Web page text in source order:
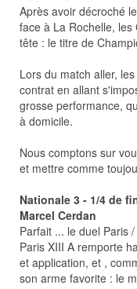
Après avoir décroché
face à La Rochelle,
tête : le titre de
Lors du match aller,
contrat en allant
grosse performance,
à domicile.
Nous comptons sur
et mettre comme
Nationale 3 - 1/4 de
Marcel Cerdan
Parfait ... le duel Paris
Paris XIII A remporte
et application, et ,
son arme favorite : le